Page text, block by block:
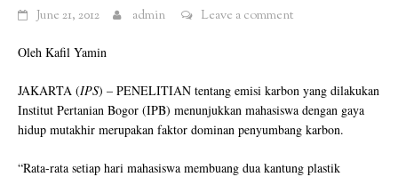
June 21, 2012 admin Leave a comment
Oleh Kafil Yamin
JAKARTA (IPS) – PENELITIAN tentang emisi karbon yang dilakukan
Institut Pertanian Bogor (IPB) menunjukkan mahasiswa dengan gaya
hidup mutakhir merupakan faktor dominan penyumbang karbon.
“Rata-rata setiap hari mahasiswa membuang dua kantung plastik